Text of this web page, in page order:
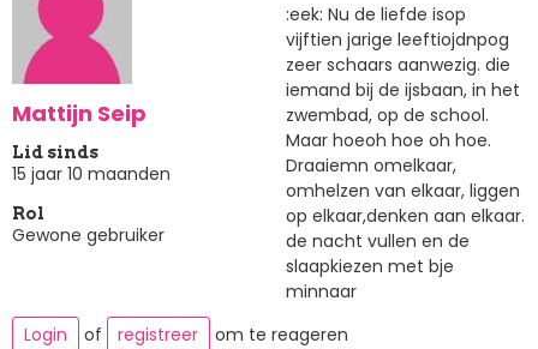
Mattijn Seip
Lid sinds
15 jaar 10 maanden
Rol
Gewone gebruiker
:eek: Nu de liefde isop
vijftien jarige leeftiojdnpog
zeer schaars aanwezig. die
iemand bij de ijsbaan, in het
zwembad, op de school.
Maar hoeoh hoe oh hoe.
Draaiemn omelkaar,
omhelzen van elkaar, liggen
op elkaar,denken aan elkaar.
de nacht vullen en de
slaapkiezen met bje
minnaar
Login
of registreer om te reageren